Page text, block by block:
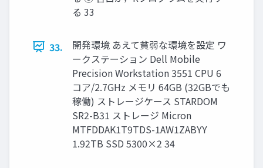
る 33
33.
開発環境 あえて貧弱な環境を設定 ワ
ークステーション Dell Mobile
Precision Workstation 3551 CPU 6
コア/2.7GHz メモリ 64GB (32GBでも
稼働) ストレージケース STARDOM
SR2-B31 ストレージ Micron
MTFDDAK1T9TDS-1AW1ZABYY
1.92TB SSD 5300×2 34